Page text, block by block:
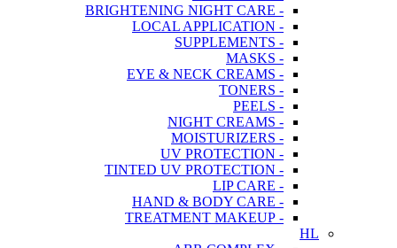
- BRIGHTENING NIGHT CARE
- LOCAL APPLICATION
- SUPPLEMENTS
- MASKS
- EYE & NECK CREAMS
- TONERS
- PEELS
- NIGHT CREAMS
- MOISTURIZERS
- UV PROTECTION
- TINTED UV PROTECTION
- LIP CARE
- HAND & BODY CARE
- TREATMENT MAKEUP
HL